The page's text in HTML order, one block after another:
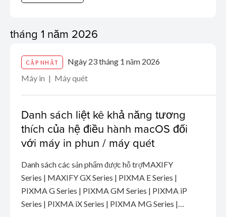
tháng 1 năm 2026
CẬP NHẬT
Ngày 23 tháng 1 năm 2026
Máy in
Máy quét
Danh sách liệt kê khả năng tương
thích của hệ điều hành macOS đối
với máy in phun / máy quét
Danh sách các sản phẩm được hỗ trợMAXIFY
Series | MAXIFY GX Series | PIXMA E Series |
PIXMA G Series | PIXMA GM Series | PIXMA iP
Series | PIXMA iX Series | PIXMA MG Series |